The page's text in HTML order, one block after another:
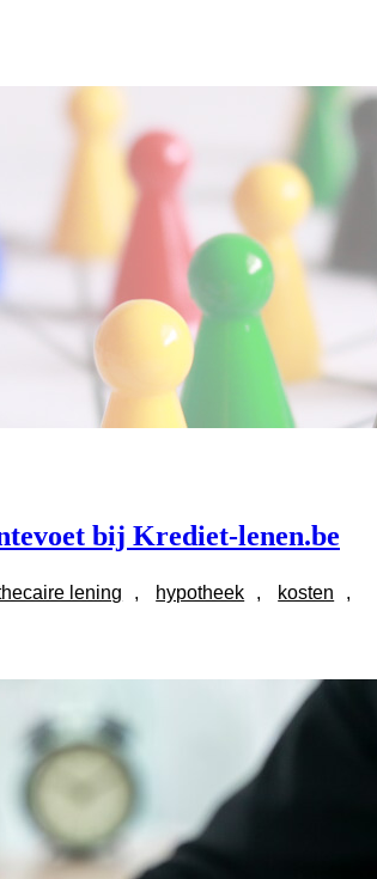
bij Krediet-lenen.be
lening , hypotheek , kosten